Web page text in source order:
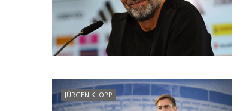
JÜRGEN KLOPP